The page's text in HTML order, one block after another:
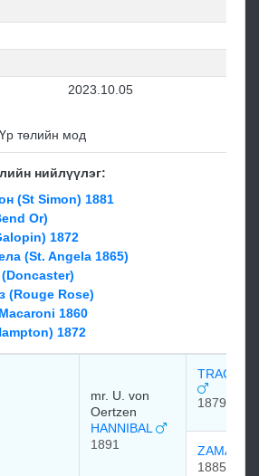
2023.10.05
Үр төлийн мод
нийлүүлэг:
(St Simon) 1881
Or)
1872
(St. Angela 1865)
(Rouge Rose)
1860
1872
mr. U. von
Oertzen
HANNIBAL
1891
1879
ZAMA
1885